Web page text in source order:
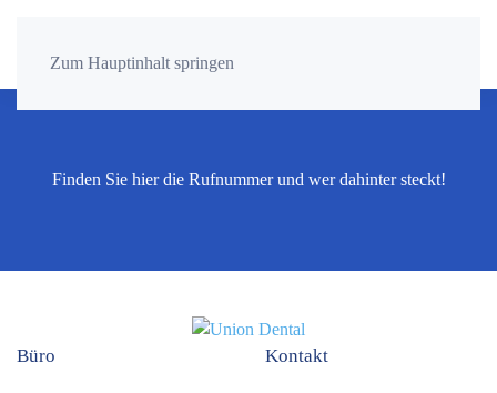
Zum Hauptinhalt springen
Finden Sie hier die Rufnummer und wer dahinter steckt!
Büro Kontakt